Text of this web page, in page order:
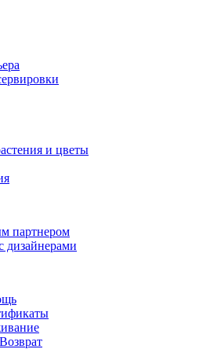
и цветы
партнером
дизайнерами